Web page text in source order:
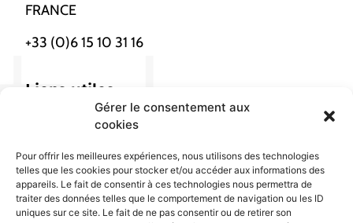
Gérer le consentement aux
cookies
Pour offrir les meilleures expériences, nous utilisons des technologies
telles que les cookies pour stocker et/ou accéder aux informations des
appareils. Le fait de consentir à ces technologies nous permettra de
traiter des données telles que le comportement de navigation ou les ID
uniques sur ce site. Le fait de ne pas consentir ou de retirer son
FRANCE
+33 (0)6 15 10 31 16
Liens utiles
Nous localiser
Confidentialités
Gestion cookies